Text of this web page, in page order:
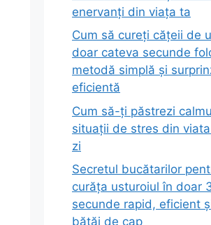
enervanți din viața ta
Cum să cureți cățeii de
doar cateva secunde
metodă simplă și
eficientă
Cum să-ți păstrezi
situații de stres din
zi
Secretul bucătarilor
curăța usturoiul în doar
secunde rapid, eficient
bătăi de cap